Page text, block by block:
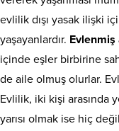
evlilik dışı yasak ilişki
yaşayanlardır. Evlenmiş
içinde eşler birbirine
de aile olmuş olurlar.
Evlilik, iki kişi arasında
yarısı olmak ise hiç